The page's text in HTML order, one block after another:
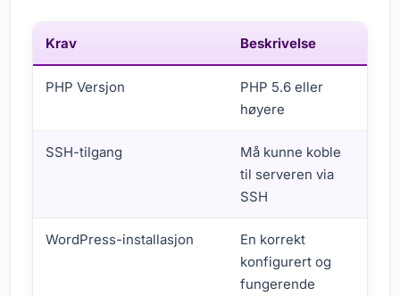
Krav Beskrivelse
PHP Versjon
PHP 5.6 eller
høyere
SSH-tilgang
Må kunne koble
til serveren via
SSH
WordPress-installasjon
En korrekt
konfigurert og
fungerende